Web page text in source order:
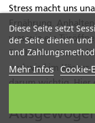
Stress macht uns
Ernährung.
was wie ein
Ein Teil der Säuren
und wird im Körper
darum wichtig. Hier
Diese Seite setzt
der Seite dienen
und
Mehr Infos Cookie-